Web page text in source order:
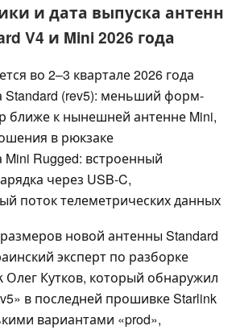
и дата выпуска антенн
V4 и Mini 2026 года
во 2–3 квартале 2026 года
Standard (rev5): меньший форм-
ближе к нынешней антенне Mini,
в рюкзаке
Rugged: встроенный
через USB-C,
поток телеметрических данных
новой антенны Standard
эксперт по разборке
Олег Кутков, который обнаружил
в последней прошивке Starlink
вариантами «prod»,